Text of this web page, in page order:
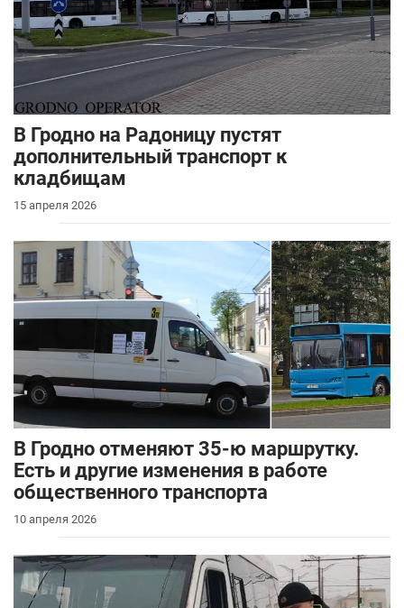
В Гродно на Радоницу пустят
дополнительный транспорт к
кладбищам
15 апреля 2026
В Гродно отменяют 35-ю маршрутку.
Есть и другие изменения в работе
общественного транспорта
10 апреля 2026